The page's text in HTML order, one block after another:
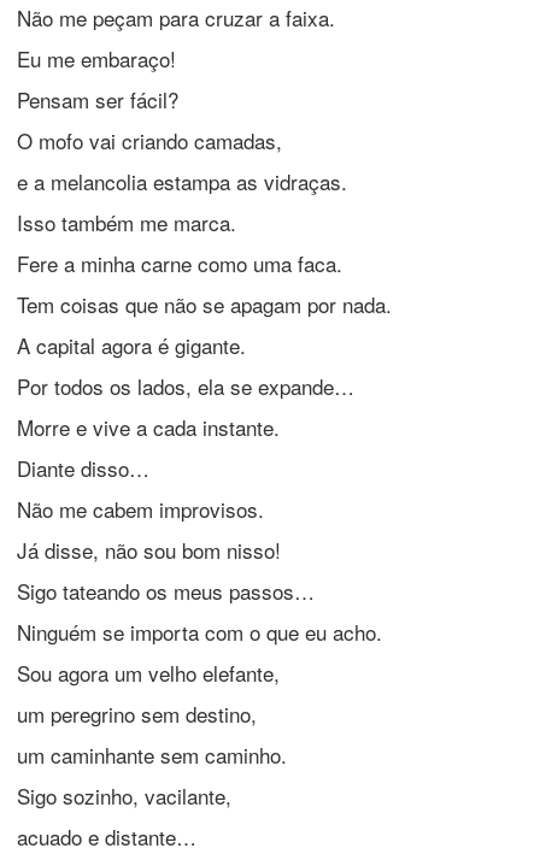
Não me peçam para cruzar a faixa.
Eu me embaraço!
Pensam ser fácil?
O mofo vai criando camadas,
e a melancolia estampa as vidraças.
Isso também me marca.
Fere a minha carne como uma faca.
Tem coisas que não se apagam por nada.
A capital agora é gigante.
Por todos os lados, ela se expande…
Morre e vive a cada instante.
Diante disso…
Não me cabem improvisos.
Já disse, não sou bom nisso!
Sigo tateando os meus passos…
Ninguém se importa com o que eu acho.
Sou agora um velho elefante,
um peregrino sem destino,
um caminhante sem caminho.
Sigo sozinho, vacilante,
acuado e distante…